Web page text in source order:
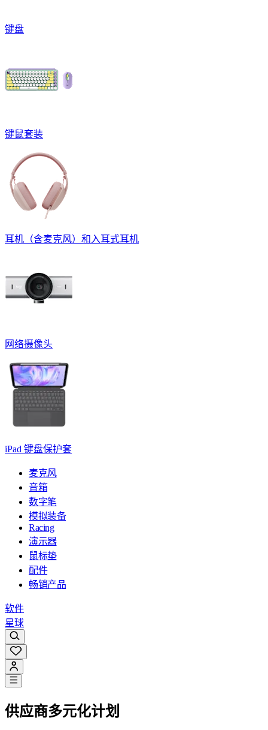
键盘
键鼠套装
耳机（含麦克风）和入耳式耳机
网络摄像头
iPad 键盘保护套
麦克风
音箱
数字笔
模拟装备
Racing
演示器
鼠标垫
配件
畅销产品
软件
星球
供应商多元化计划